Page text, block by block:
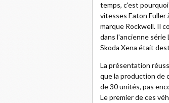
temps, c'est
vitesses Eaton
marque Rockwell. Il
dans l'ancienne série
Skoda Xena était
La présentation
que la production de
de 30 unités, pas
Le premier de ces